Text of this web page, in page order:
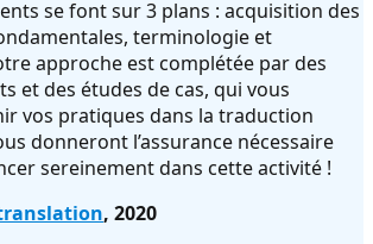
se font sur 3 plans : acquisition des
terminologie et
approche est complétée par des
et des études de cas, qui vous
vos pratiques dans la traduction
donneront l’assurance nécessaire
sereinement dans cette activité !
, 2020